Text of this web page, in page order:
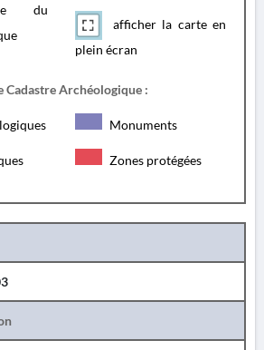
du
afficher la carte en
plein écran
Cadastre Archéologique :
Monuments
Zones protégées